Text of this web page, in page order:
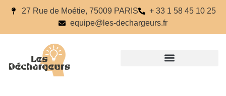
27 Rue de Moétie, 75009 PARIS
+ 33 1 58 45 10 25
equipe@les-dechargeurs.fr